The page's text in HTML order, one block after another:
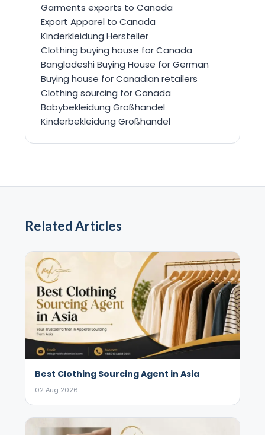
Garments exports to Canada
Export Apparel to Canada
Kinderkleidung Hersteller
Clothing buying house for Canada
Bangladeshi Buying House for German
Buying house for Canadian retailers
Clothing sourcing for Canada
Babybekleidung Großhandel
Kinderbekleidung Großhandel
Related Articles
Best Clothing Sourcing Agent in Asia
02 Aug 2026